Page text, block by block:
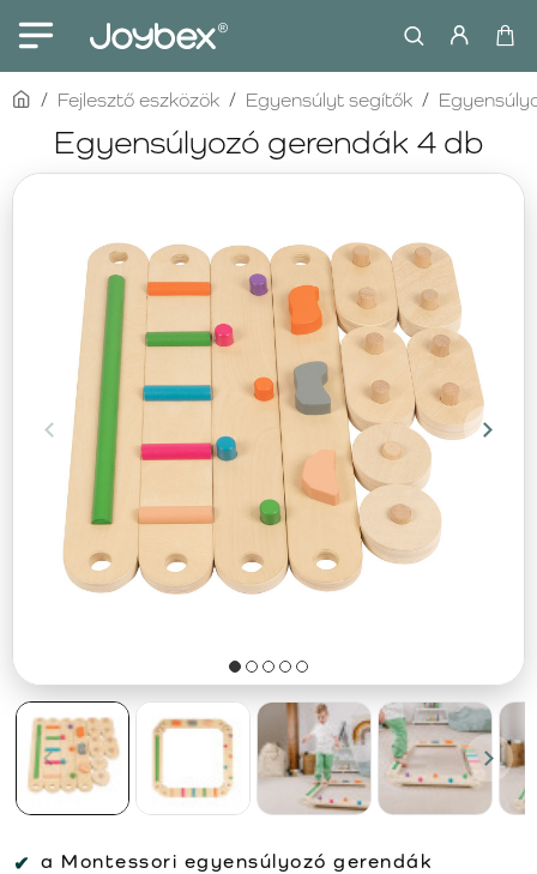
Egyensúlyozó gerendák 4 db
homeFejlesztő eszközök Egyensúlyt segítők
a Montessori egyensúlyozó gerendák